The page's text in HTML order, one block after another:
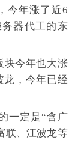
今年涨了近6
器代工的东
块今年也大涨
龙，今年已经
一定是“含广
联、江波龙等